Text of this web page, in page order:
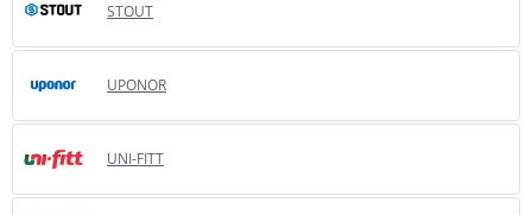
STOUT
UPONOR
UNI-FITT